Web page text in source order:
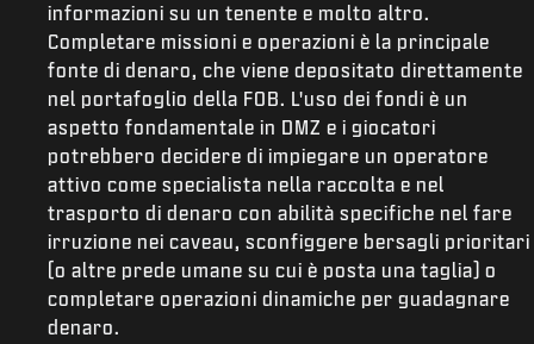
informazioni su un tenente e molto altro.
Completare missioni e operazioni è la principale
fonte di denaro, che viene depositato direttamente
nel portafoglio della FOB. L'uso dei fondi è un
aspetto fondamentale in DMZ e i giocatori
potrebbero decidere di impiegare un operatore
attivo come specialista nella raccolta e nel
trasporto di denaro con abilità specifiche nel fare
irruzione nei caveau, sconfiggere bersagli prioritari
(o altre prede umane su cui è posta una taglia) o
completare operazioni dinamiche per guadagnare
denaro.